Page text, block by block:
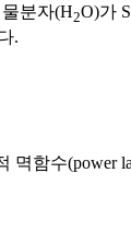
분자(H2O)가
.
멱함수(power